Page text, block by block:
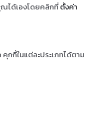
ได้เองโดยคลิกที่ตั้งค่า
กี้ในแต่ละประเภทได้ตาม